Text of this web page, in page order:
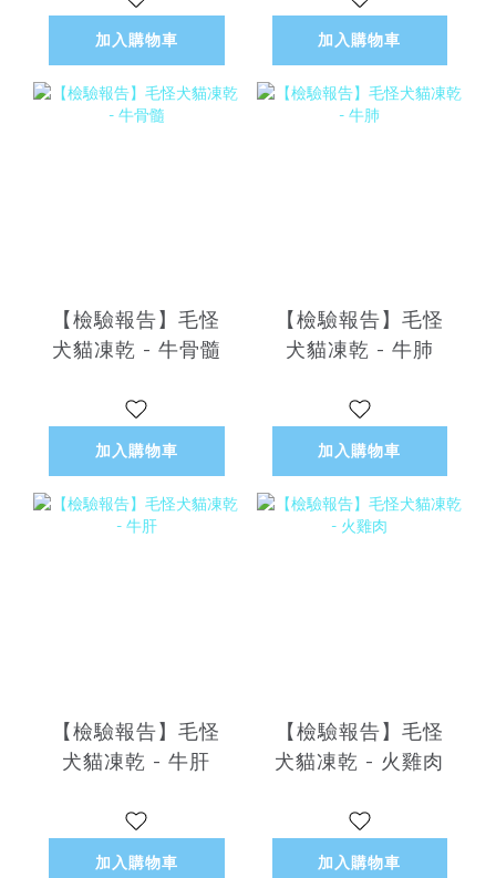
加入購物車 加入購物車
【檢驗報告】毛怪
犬貓凍乾 - 牛骨髓
加入購物車
【檢驗報告】毛怪
犬貓凍乾 - 牛肺
加入購物車
【檢驗報告】毛怪
犬貓凍乾 - 牛肝
加入購物車
【檢驗報告】毛怪
犬貓凍乾 - 火雞肉
加入購物車